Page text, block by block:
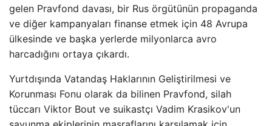
gelen Pravfond davası, bir Rus örgütünün propaganda
ve diğer kampanyaları finanse etmek için 48 Avrupa
ülkesinde ve başka yerlerde milyonlarca avro
harcadığını ortaya çıkardı.
Yurtdışında Vatandaş Haklarının Geliştirilmesi ve
Korunması Fonu olarak da bilinen Pravfond, silah
tüccarı Viktor Bout ve suikastçı Vadim Krasikov'un